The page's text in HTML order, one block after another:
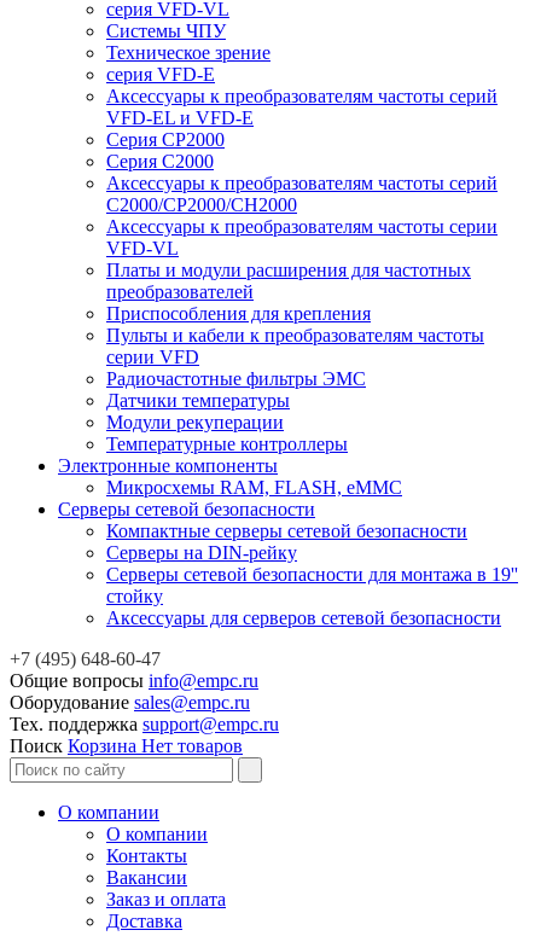
серия VFD-VL
Системы ЧПУ
Техническое зрение
серия VFD-E
Аксессуары к преобразователям частоты серий
VFD-EL и VFD-E
Серия CP2000
Серия C2000
Аксессуары к преобразователям частоты серий
С2000/CP2000/CH2000
Аксессуары к преобразователям частоты серии
VFD-VL
Платы и модули расширения для частотных
преобразователей
Приспособления для крепления
Пульты и кабели к преобразователям частоты
серии VFD
Радиочастотные фильтры ЭМС
Датчики температуры
Модули рекуперации
Температурные контроллеры
Электронные компоненты
Микросхемы RAM, FLASH, eMMC
Серверы сетевой безопасности
Компактные серверы сетевой безопасности
Серверы на DIN-рейку
Серверы сетевой безопасности для монтажа в 19''
стойку
Аксессуары для серверов сетевой безопасности
+7 (495) 648-60-47
Общие вопросы info@empc.ru
Оборудование sales@empc.ru
Тех. поддержка support@empc.ru
Поиск Корзина Нет товаров
О компании
О компании
Контакты
Вакансии
Заказ и оплата
Доставка